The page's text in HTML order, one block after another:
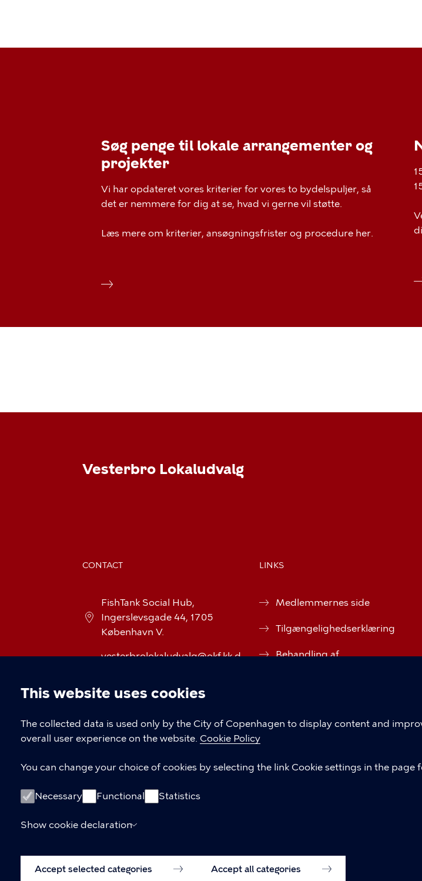
Cookie
settings
This website uses cookies
The collected data is used only by the City of Copenhagen to display content and
overall user experience on the website. Cookie Policy
You can change your choice of cookies by selecting the link Cookie settings in the page
Necessary Functional Statistics
Show cookie declaration
Accept selected categories Accept all categories
Søg penge til lokale arrangementer og
projekter
Vi har opdateret vores kriterier for vores to bydelspuljer, så
det er nemmere for dig at se, hvad vi gerne vil støtte.
Læs mere om kriterier, ansøgningsfrister og procedure her.
Vesterbro Lokaludvalg
CONTACT
FishTank Social Hub,
Ingerslevsgade 44, 1705
København V.
vesterbrolokaludvalg@okf.kk.d
LINKS
Medlemmernes side
Tilgængelighedserklæring
Behandling af